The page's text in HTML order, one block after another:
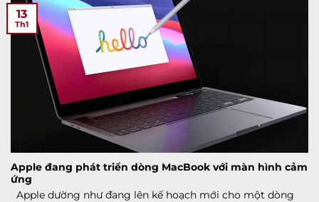
Apple đang phát triển dòng MacBook với màn hình cảm
ứng
Apple dường như đang lên kế hoạch mới cho một dòng
13
Th1